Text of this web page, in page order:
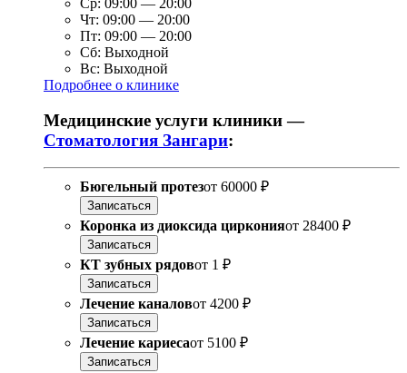
Ср: 09:00 — 20:00
Чт: 09:00 — 20:00
Пт: 09:00 — 20:00
Сб: Выходной
Вс: Выходной
Подробнее о клинике
Медицинские услуги клиники —
Стоматология Зангари:
Бюгельный протезот 60000 ₽
Записаться
Коронка из диоксида цирконияот 28400 ₽
Записаться
КТ зубных рядовот 1 ₽
Записаться
Лечение каналовот 4200 ₽
Записаться
Лечение кариесаот 5100 ₽
Записаться